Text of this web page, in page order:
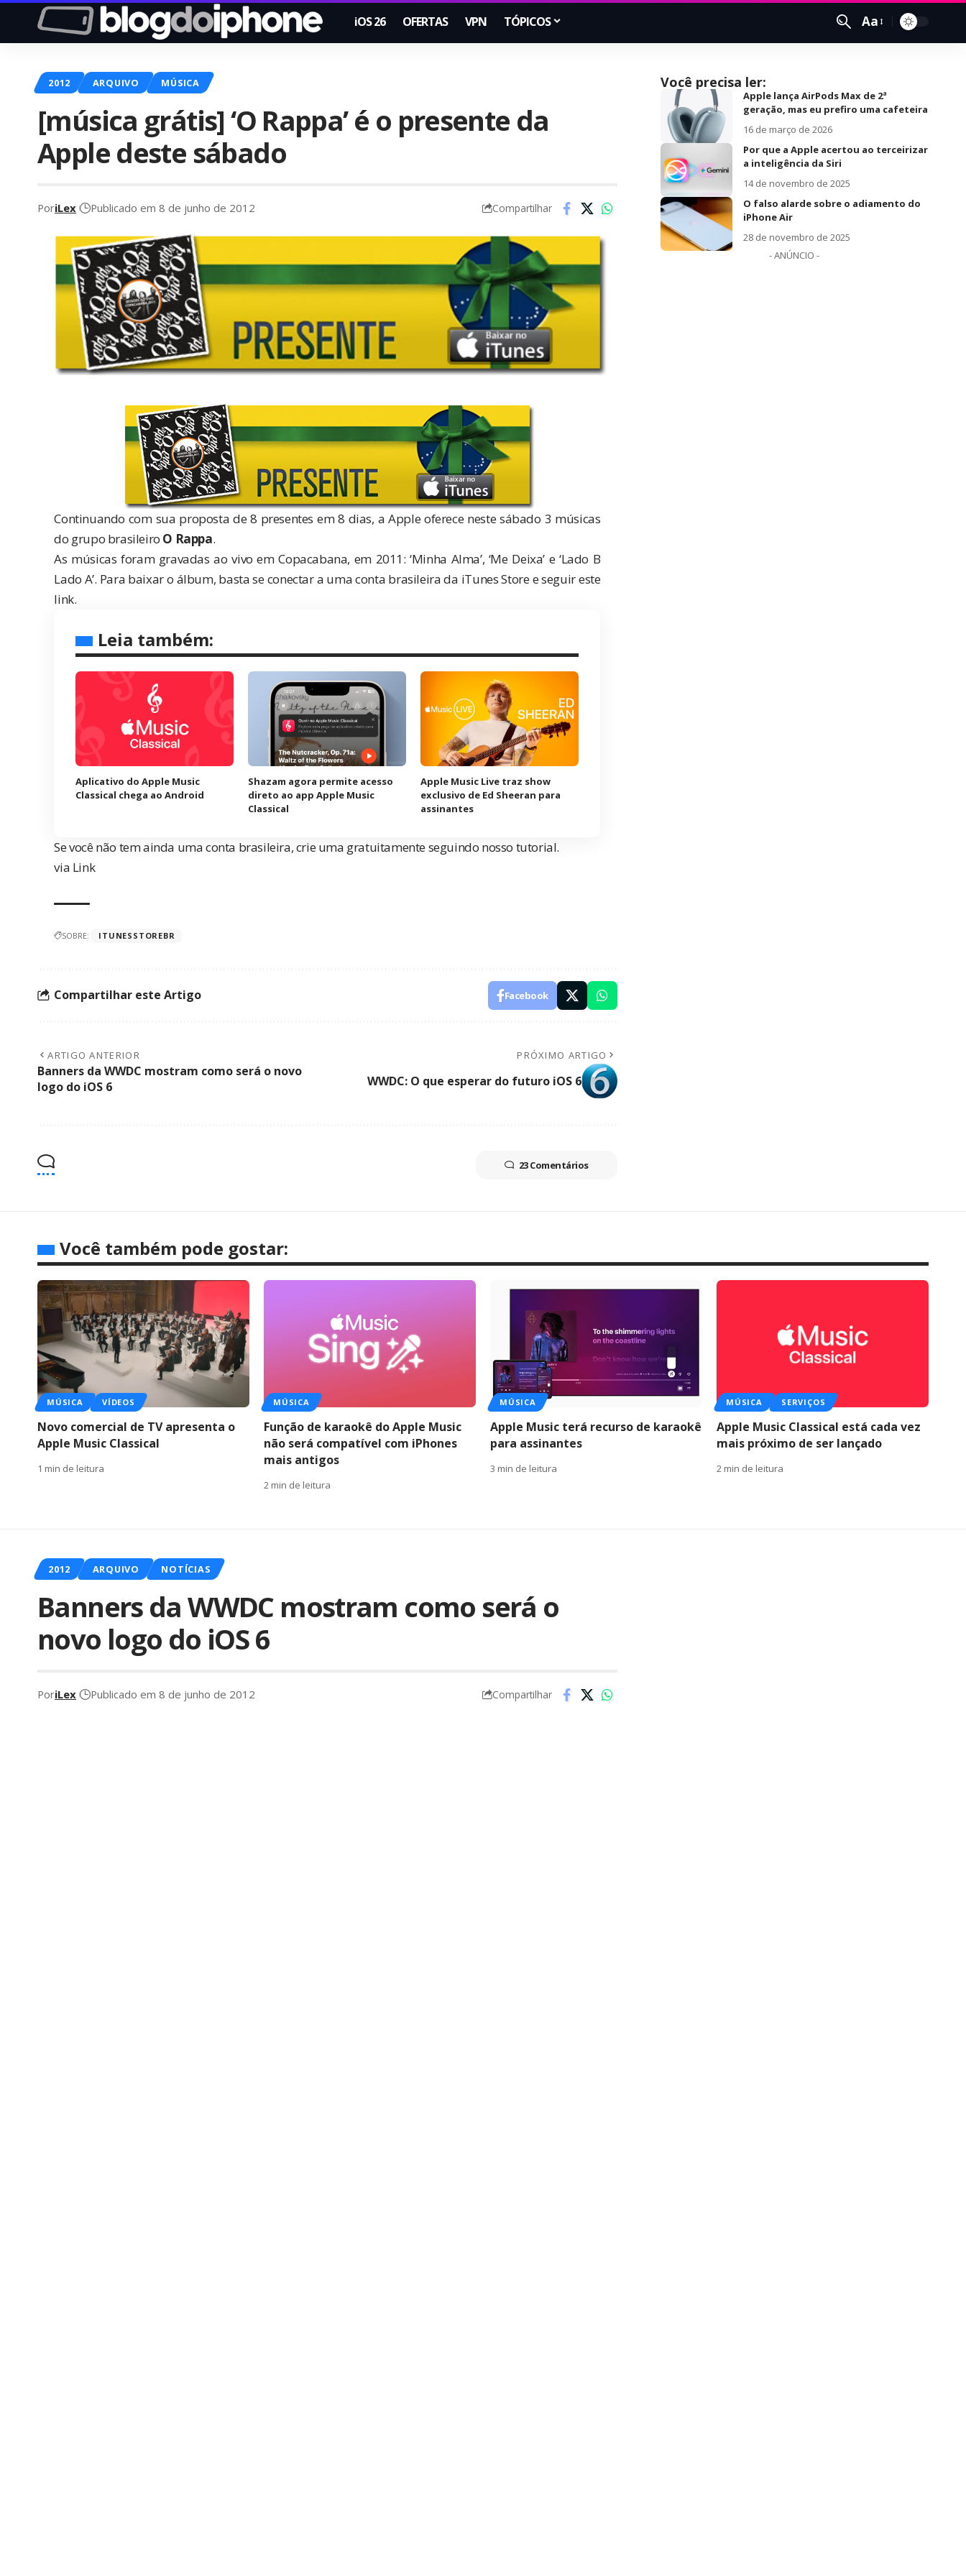
iOS 26 OFERTAS VPN TÓPICOS Aa
2012 ARQUIVO MÚSICA
[música grátis] ‘O Rappa’ é o presente da
Apple deste sábado
PoriLex Publicado em 8 de junho de 2012 Compartilhar
Continuando com sua proposta de8 presentes em 8 dias, a Apple oferece neste sábado 3 músicas
do grupo brasileiro O Rappa.
As músicas foram gravadas ao vivo em Copacabana, em 2011: ‘Minha Alma’, ‘Me Deixa’ e ‘Lado B
Lado A’. Para baixar o álbum, basta se conectar a uma conta brasileira da iTunes Store e seguireste
link.
Leia também:
Aplicativo do Apple Music
Classical chega ao Android
Shazam agora permite acesso
direto ao app Apple Music
Classical
Apple Music Live traz show
exclusivo de Ed Sheeran para
assinantes
Se você não tem ainda uma conta brasileira, crie uma gratuitamente seguindo nosso tutorial.
via Link
SOBRE: ITUNESSTOREBR
Compartilhar este Artigo Facebook
ARTIGO ANTERIOR
Banners da WWDC mostram como será o novo
logo do iOS 6
PRÓXIMO ARTIGO
WWDC: O que esperar do futuro iOS 6
23 Comentários
Você precisa ler:
Apple lança AirPods Max de 2ª
geração, mas eu prefiro uma cafeteira
16 de março de 2026
Por que a Apple acertou ao terceirizar
a inteligência da Siri
14 de novembro de 2025
O falso alarde sobre o adiamento do
iPhone Air
28 de novembro de 2025
- ANÚNCIO -
Você também pode gostar:
MÚSICA VÍDEOS
Novo comercial de TV apresenta o
Apple Music Classical
1 min de leitura
MÚSICA
Função de karaokê do Apple Music
não será compatível com iPhones
mais antigos
2 min de leitura
MÚSICA
Apple Music terá recurso de karaokê
para assinantes
3 min de leitura
MÚSICA SERVIÇOS
Apple Music Classical está cada vez
mais próximo de ser lançado
2 min de leitura
2012 ARQUIVO NOTÍCIAS
Banners da WWDC mostram como será o
novo logo do iOS 6
PoriLex Publicado em 8 de junho de 2012 Compartilhar